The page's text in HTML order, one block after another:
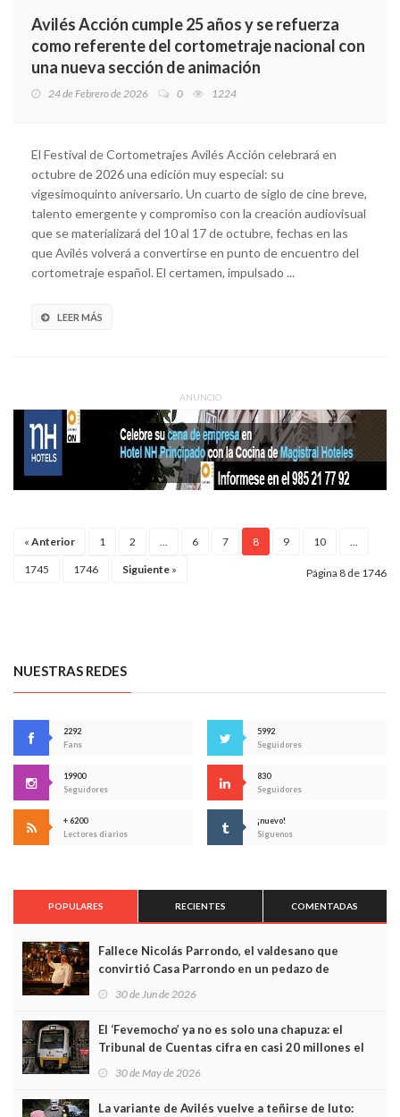
Avilés Acción cumple 25 años y se refuerza
como referente del cortometraje nacional con
una nueva sección de animación
24 de Febrero de 2026 0 1224
El Festival de Cortometrajes Avilés Acción celebrará en
octubre de 2026 una edición muy especial: su
vigesimoquinto aniversario. Un cuarto de siglo de cine breve,
talento emergente y compromiso con la creación audiovisual
que se materializará del 10 al 17 de octubre, fechas en las
que Avilés volverá a convertirse en punto de encuentro del
cortometraje español. El certamen, impulsado ...
LEER MÁS
ANUNCIO
« Anterior 1 2 6 7 8 9 10
1745 1746 Siguiente » Página 8 de 1746
NUESTRAS REDES
2292
Fans
5992
Seguidores
19900
Seguidores
830
Seguidores
+ 6200
Lectores diarios
¡nuevo!
Síguenos
POPULARES RECIENTES COMENTADAS
Fallece Nicolás Parrondo, el valdesano que
convirtió Casa Parrondo en un pedazo de
30 de Jun de 2026
El ‘Fevemocho’ ya no es solo una chapuza: el
Tribunal de Cuentas cifra en casi 20 millones el
30 de May de 2026
La variante de Avilés vuelve a teñirse de luto: